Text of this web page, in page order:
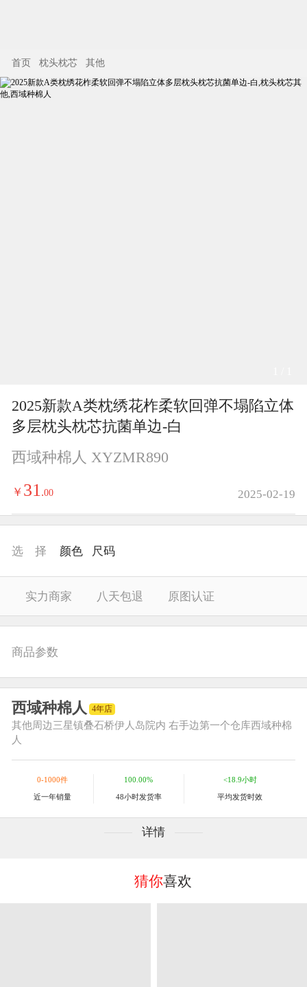
首页 枕头枕芯 其他
2025新款A类枕绣花柞柔软回弹不塌陷立体
多层枕头枕芯抗菌单边-白
西域种棉人 XYZMR890
￥ 31 .00 2025-02-19
选 择 颜色 尺码
实力商家 八天包退 原图认证
商品参数
西域种棉人 4年店
其他周边三星镇叠石桥伊人岛院内 右手边第一个仓库西域种棉
人
0-1000件
近一年销量
100.00%
48小时发货率
<18.9小时
平均发货时效
详情
猜你喜欢